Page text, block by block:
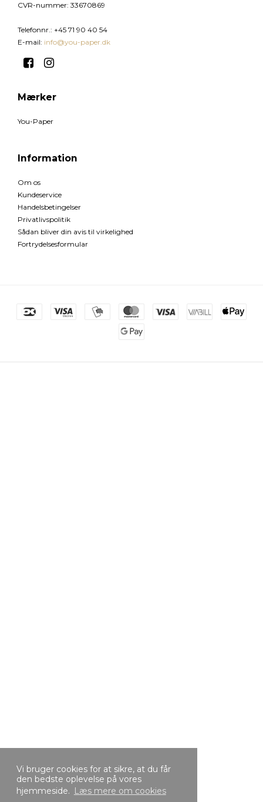
Vi bruger cookies for at sikre, at du får
den bedste oplevelse på vores
hjemmeside. Læs mere om cookies
CVR-nummer: 33670869
Telefonnr.: +45 71 90 40 54
E-mail: info@you-paper.dk
Mærker
You-Paper
Information
Om os
Kundeservice
Handelsbetingelser
Privatlivspolitik
Sådan bliver din avis til virkelighed
Fortrydelsesformular